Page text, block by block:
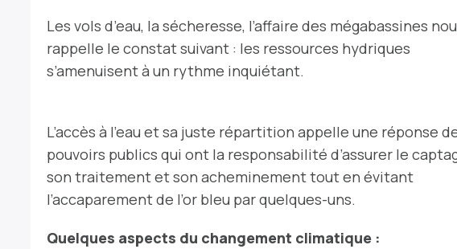
Les vols d’eau, la sécheresse, l’affaire des mégabassines
rappelle le constat suivant : les ressources hydriques
s’amenuisent à un rythme inquiétant.
L’accès à l’eau et sa juste répartition appelle une réponse
pouvoirs publics qui ont la responsabilité d’assurer le
son traitement et son acheminement tout en évitant
l’accaparement de l’or bleu par quelques-uns.
Quelques aspects du changement climatique :